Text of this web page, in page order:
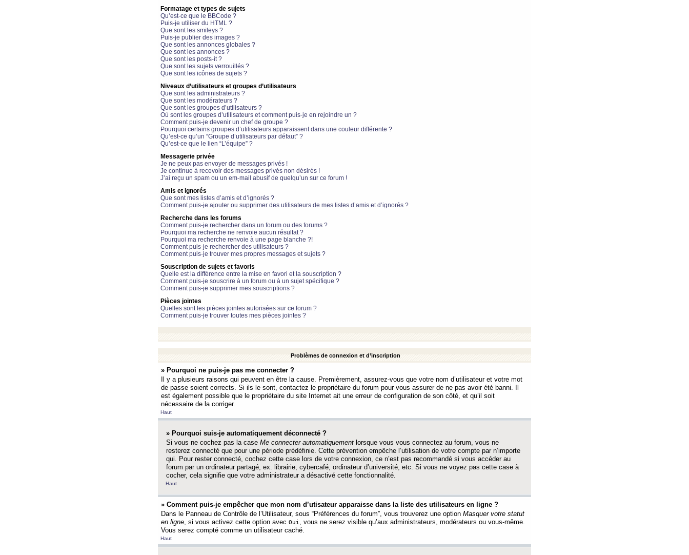
Formatage et types de sujets
Qu’est-ce que le BBCode ?
Puis-je utiliser du HTML ?
Que sont les smileys ?
Puis-je publier des images ?
Que sont les annonces globales ?
Que sont les annonces ?
Que sont les posts-it ?
Que sont les sujets verrouillés ?
Que sont les icônes de sujets ?
Niveaux d’utilisateurs et groupes d’utilisateurs
Que sont les administrateurs ?
Que sont les modérateurs ?
Que sont les groupes d’utilisateurs ?
Où sont les groupes d’utilisateurs et comment puis-je en rejoindre un ?
Comment puis-je devenir un chef de groupe ?
Pourquoi certains groupes d’utilisateurs apparaissent dans une couleur différente ?
Qu’est-ce qu’un “Groupe d’utilisateurs par défaut” ?
Qu’est-ce que le lien “L’équipe” ?
Messagerie privée
Je ne peux pas envoyer de messages privés !
Je continue à recevoir des messages privés non désirés !
J’ai reçu un spam ou un em-mail abusif de quelqu’un sur ce forum !
Amis et ignorés
Que sont mes listes d’amis et d’ignorés ?
Comment puis-je ajouter ou supprimer des utilisateurs de mes listes d’amis et d’ignorés ?
Recherche dans les forums
Comment puis-je rechercher dans un forum ou des forums ?
Pourquoi ma recherche ne renvoie aucun résultat ?
Pourquoi ma recherche renvoie à une page blanche ?!
Comment puis-je rechercher des utilisateurs ?
Comment puis-je trouver mes propres messages et sujets ?
Souscription de sujets et favoris
Quelle est la différence entre la mise en favori et la souscription ?
Comment puis-je souscrire à un forum ou à un sujet spécifique ?
Comment puis-je supprimer mes souscriptions ?
Pièces jointes
Quelles sont les pièces jointes autorisées sur ce forum ?
Comment puis-je trouver toutes mes pièces jointes ?
Problèmes de connexion et d’inscription
» Pourquoi ne puis-je pas me connecter ?
Il y a plusieurs raisons qui peuvent en être la cause. Premièrement, assurez-vous que votre nom d’utilisateur et votre mot
de passe soient corrects. Si ils le sont, contactez le propriétaire du forum pour vous assurer de ne pas avoir été banni. Il
est également possible que le propriétaire du site Internet ait une erreur de configuration de son côté, et qu’il soit
nécessaire de la corriger.
Haut
» Pourquoi suis-je automatiquement déconnecté ?
Si vous ne cochez pas la case Me connecter automatiquement lorsque vous vous connectez au forum, vous ne
resterez connecté que pour une période prédéfinie. Cette prévention empêche l’utilisation de votre compte par n’importe
qui. Pour rester connecté, cochez cette case lors de votre connexion, ce n’est pas recommandé si vous accéder au
forum par un ordinateur partagé, ex. librairie, cybercafé, ordinateur d’université, etc. Si vous ne voyez pas cette case à
cocher, cela signifie que votre administrateur a désactivé cette fonctionnalité.
Haut
» Comment puis-je empêcher que mon nom d’utisateur apparaisse dans la liste des utilisateurs en ligne ?
Dans le Panneau de Contrôle de l’Utilisateur, sous “Préférences du forum”, vous trouverez une option Masquer votre statut
en ligne, si vous activez cette option avec Oui , vous ne serez visible qu’aux administrateurs, modérateurs ou vous-même.
Vous serez compté comme un utilisateur caché.
Haut